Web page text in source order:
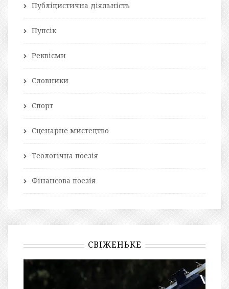
Публіцистична діяльність
Пупсік
Реквієми
Словники
Спорт
Сценарне мистецтво
Теологічна поезія
Фінансова поезія
СВІЖЕНЬКЕ